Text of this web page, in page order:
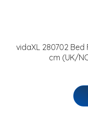
vidaXL 280702 Bed
cm (UK/